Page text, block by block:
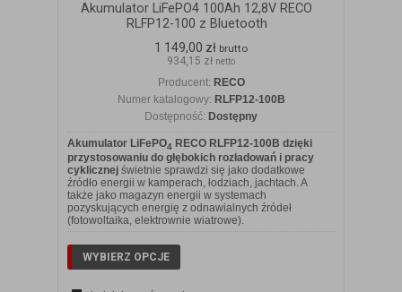
Akumulator LiFePO4 100Ah 12,8V RECO
RLFP12-100 z Bluetooth
1 149,00 zł brutto
934,15 zł netto
Producent: RECO
Numer katalogowy: RLFP12-100B
Dostępność: Dostępny
Akumulator LiFePO4 RECO RLFP12-100B dzięki
przystosowaniu do głębokich rozładowań i pracy
cyklicznej świetnie sprawdzi się jako dodatkowe
źródło energii w kamperach, łodziach, jachtach. A
także jako magazyn energii w systemach
pozyskujących energię z odnawialnych źródeł
(fotowoltaika, elektrownie wiatrowe).
WYBIERZ OPCJE